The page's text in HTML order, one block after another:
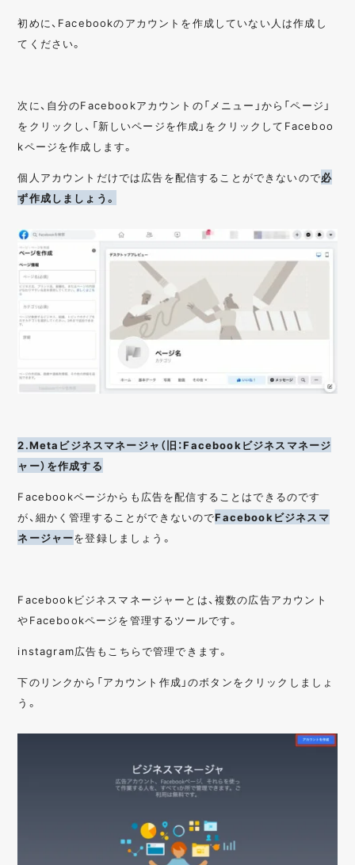
初めに、Facebookのアカウントを作成していない人は作成し
てください。
次に、自分のFacebookアカウントの「メニュー」から「ページ」
をクリックし、「新しいページを作成」をクリックしてFaceboo
kページを作成します。
個人アカウントだけでは広告を配信することができないので必
ず作成しましょう。
2.Metaビジネスマネージャ（旧：Facebookビジネスマネージ
ャー）を作成する
Facebookページからも広告を配信することはできるのです
が、細かく管理することができないのでFacebookビジネスマ
ネージャーを登録しましょう。
Facebookビジネスマネージャーとは、複数の広告アカウント
やFacebookページを管理するツールです。
instagram広告もこちらで管理できます。
下のリンクから「アカウント作成」のボタンをクリックしましょ
う。